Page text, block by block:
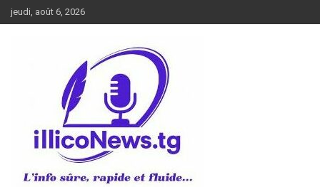
Aller
au
jeudi, août 6, 2026